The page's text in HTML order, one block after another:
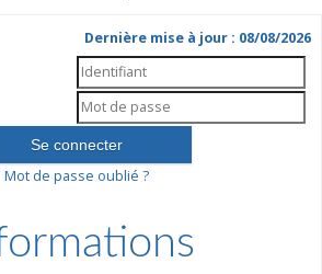
Dernière mise à jour : 08/08/2026
Mot de passe oublié ?